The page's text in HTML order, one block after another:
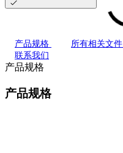
产品规格 所有相关文件
联系我们
产品规格
产品规格